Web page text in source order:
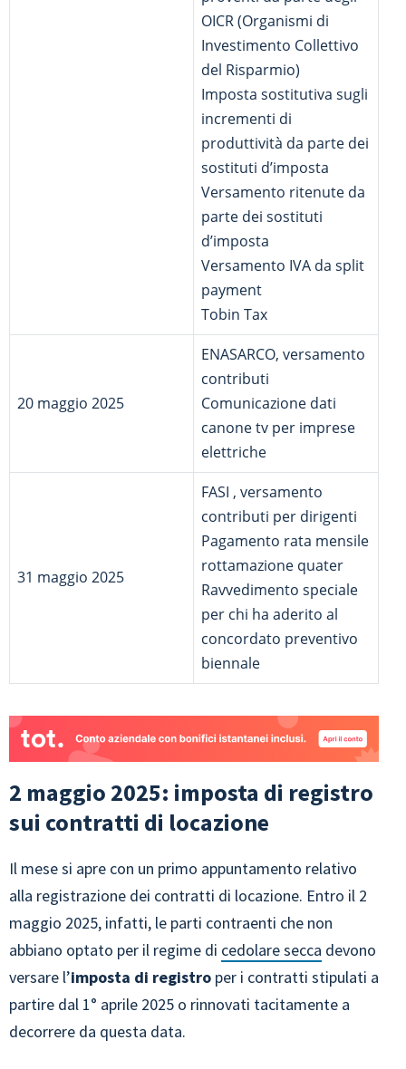
OICR (Organismi di
Investimento Collettivo
del Risparmio)
Imposta sostitutiva sugli
incrementi di
produttività da parte dei
sostituti d’imposta
Versamento ritenute da
parte dei sostituti
d’imposta
Versamento IVA da split
payment
Tobin Tax
20 maggio 2025
ENASARCO, versamento
contributi
Comunicazione dati
canone tv per imprese
elettriche
31 maggio 2025
FASI , versamento
contributi per dirigenti
Pagamento rata mensile
rottamazione quater
Ravvedimento speciale
per chi ha aderito al
concordato preventivo
biennale
2 maggio 2025: imposta di registro
sui contratti di locazione
Il mese si apre con un primo appuntamento relativo
alla registrazione dei contratti di locazione. Entro il 2
maggio 2025, infatti, le parti contraenti che non
abbiano optato per il regime di cedolare secca devono
versare l’imposta di registro per i contratti stipulati a
partire dal 1° aprile 2025 o rinnovati tacitamente a
decorrere da questa data.